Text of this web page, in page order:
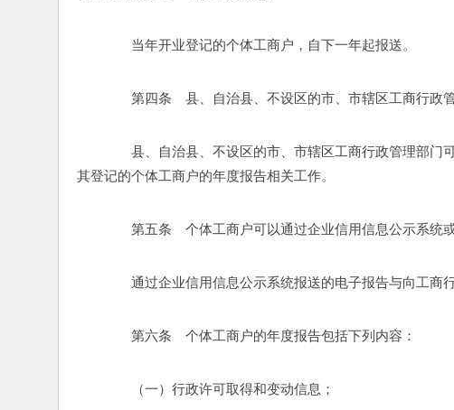
当年开业登记的个体工商户，自下一年起报送。
第四条　县、自治县、不设区的市、市辖区工商行政
县、自治县、不设区的市、市辖区工商行政管理部门
其登记的个体工商户的年度报告相关工作。
第五条　个体工商户可以通过企业信用信息公示系统或
通过企业信用信息公示系统报送的电子报告与向工商
第六条　个体工商户的年度报告包括下列内容：
（一）行政许可取得和变动信息；